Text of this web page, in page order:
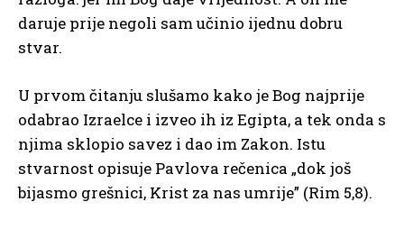
daruje prije negoli sam učinio ijednu dobru
stvar.
U prvom čitanju slušamo kako je Bog najprije
odabrao Izraelce i izveo ih iz Egipta, a tek onda s
njima sklopio savez i dao im Zakon. Istu
stvarnost opisuje Pavlova rečenica „dok još
bijasmo grešnici, Krist za nas umrije” (Rim 5,8).